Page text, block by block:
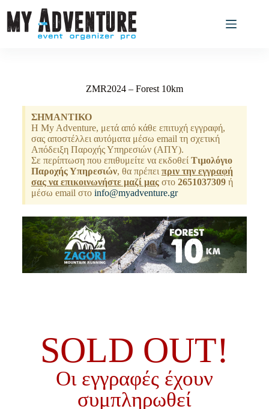
ZMR2024 – Forest 10km
ΣΗΜΑΝΤΙΚΟ
Η My Adventure, μετά από κάθε επιτυχή εγγραφή,
σας αποστέλλει αυτόματα μέσω email τη σχετική
Απόδειξη Παροχής Υπηρεσιών (ΑΠΥ).
Σε περίπτωση που επιθυμείτε να εκδοθεί Τιμολόγιο
Παροχής Υπηρεσιών, θα πρέπει πριν την εγγραφή
σας να επικοινωνήστε μαζί μαςστο 2651037309ή
μέσω email στο info@myadventure.gr
SOLD OUT!
Οι εγγραφές έχουν
συμπληρωθεί